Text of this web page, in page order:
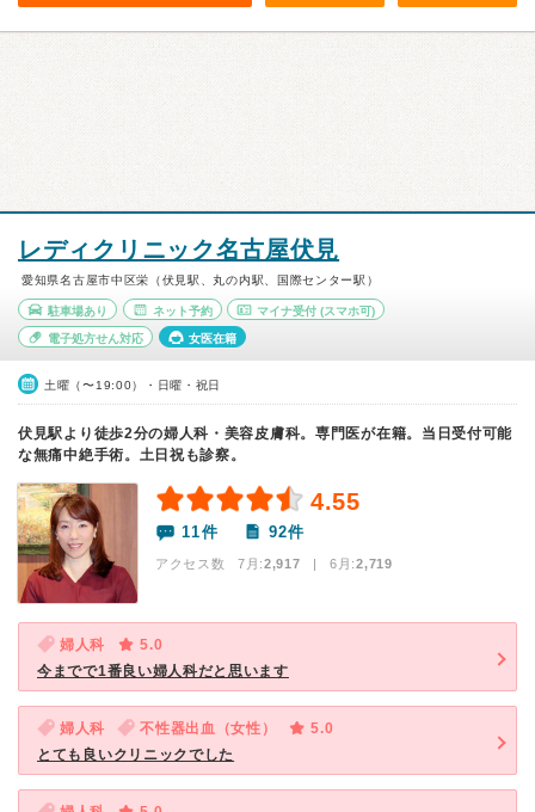
レディクリニック名古屋伏見
愛知県名古屋市中区栄（伏見駅、丸の内駅、国際センター駅）
駐車場あり ネット予約 マイナ受付 (スマホ可)
電子処方せん対応 女医在籍
土曜（〜19:00）・日曜・祝日
伏見駅より徒歩2分の婦人科・美容皮膚科。専門医が在籍。当日受付可能
な無痛中絶手術。土日祝も診察。
4.55
11件 92件
アクセス数 7月:2,917 | 6月:2,719
婦人科
5.0
今までで1番良い婦人科だと思います
婦人科 不性器出血（女性）
5.0
とても良いクリニックでした